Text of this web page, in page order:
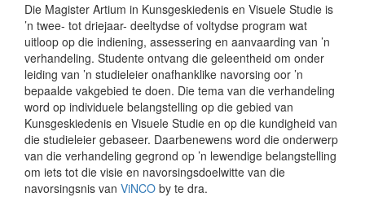
Die Magister Artium in Kunsgeskiedenis en Visuele Studie is
’n twee- tot driejaar- deeltydse of voltydse program wat
uitloop op die indiening, assessering en aanvaarding van ’n
verhandeling. Studente ontvang die geleentheid om onder
leiding van ’n studieleier onafhanklike navorsing oor ’n
bepaalde vakgebied te doen. Die tema van die verhandeling
word op individuele belangstelling op die gebied van
Kunsgeskiedenis en Visuele Studie en op die kundigheid van
die studieleier gebaseer. Daarbenewens word die onderwerp
van die verhandeling gegrond op ’n lewendige belangstelling
om iets tot die visie en navorsingsdoelwitte van die
navorsingsnis van ViNCOby te dra.